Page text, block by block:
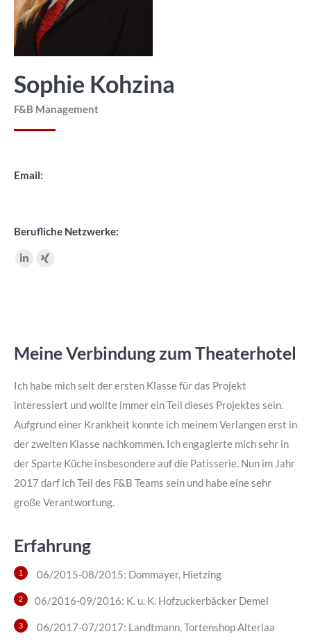
Sophie Kohzina
F&B Management
Email:
Berufliche Netzwerke:
Linkedin
window
XING
window
Meine Verbindung zum Theaterhotel
Ich habe mich seit der ersten Klasse für das Projekt
interessiert und wollte immer ein Teil dieses Projektes sein.
Aufgrund einer Krankheit konnte ich meinem Verlangen erst in
der zweiten Klasse nachkommen. Ich engagierte mich sehr in
der Sparte Küche insbesondere auf die Patisserie. Nun im Jahr
2017 darf ich Teil des F&B Teams sein und habe eine sehr
große Verantwortung.
Erfahrung
06/2015-08/2015: Dommayer, Hietzing
06/2016-09/2016: K. u. K. Hofzuckerbäcker Demel
06/2017-07/2017: Landtmann, Tortenshop Alterlaa